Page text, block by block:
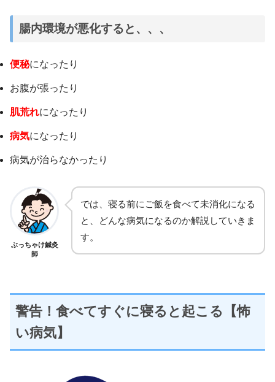
腸内環境が悪化すると、、、
便秘になったり
お腹が張ったり
肌荒れになったり
病気になったり
病気が治らなかったり
ぶっちゃけ鍼灸
師
では、寝る前にご飯を食べて未消化になる
と、どんな病気になるのか解説していきま
す。
警告！食べてすぐに寝ると起こる【怖
い病気】